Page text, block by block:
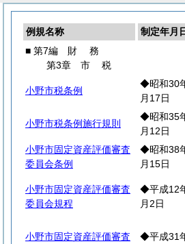
例規名称 制定年月
■ 第7編 財 務
第3章 市税
小野市税条例
◆昭和30
月17日
小野市税条例施行規則
◆昭和35
月12日
小野市固定資産評価審査
委員会条例
◆昭和38
月15日
小野市固定資産評価審査
委員会規程
◆平成12
月2日
小野市固定資産評価審査
◆平成31